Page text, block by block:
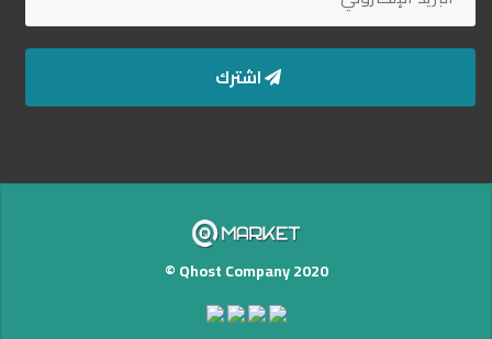
اشترك
Qhost Company 2020 ©